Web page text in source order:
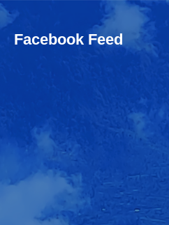
Facebook Feed